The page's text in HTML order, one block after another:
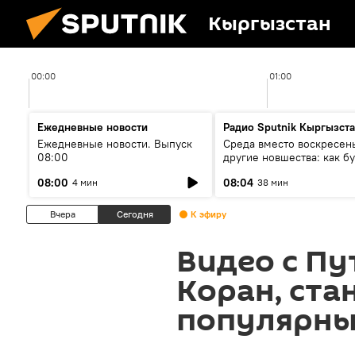
Кыргызстан
00:00 01:00
Ежедневные новости
Ежедневные новости. Выпуск
08:00
08:00 4 мин
Радио Sputnik
Среда вместо
другие новшества: как
08:04 38 мин
Вчера Сегодня К эфиру
Видео с
Коран,